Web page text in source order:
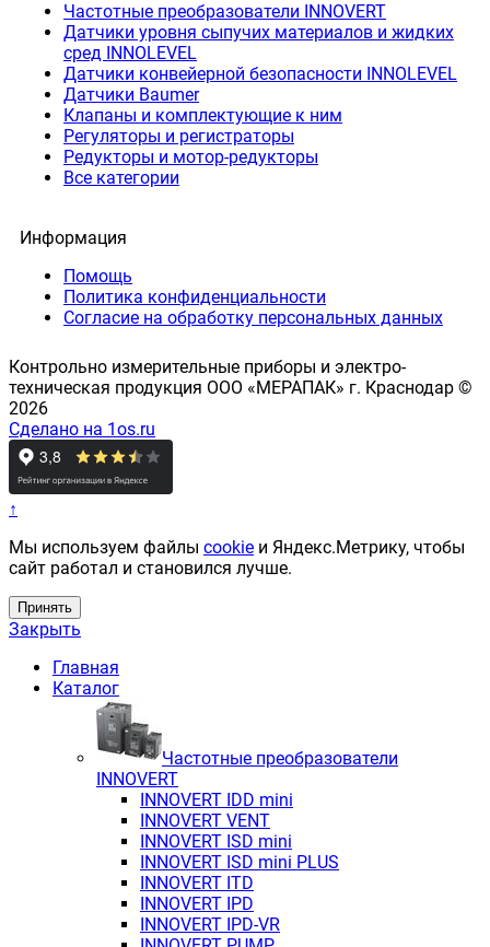
Частотные преобразователи INNOVERT
Датчики уровня сыпучих материалов и жидких
сред INNOLEVEL
Датчики конвейерной безопасности INNOLEVEL
Датчики Baumer
Клапаны и комплектующие к ним
Регуляторы и регистраторы
Редукторы и мотор-редукторы
Все категории
Информация
Помощь
Политика конфиденциальности
Согласие на обработку персональных данных
Контрольно измерительные приборы и электро-
техническая продукция ООО «МЕРАПАК» г. Краснодар ©
2026
Сделано на 1os.ru
↑
Мы используем файлы cookie и Яндекс.Метрику, чтобы
сайт работал и становился лучше.
Принять
Закрыть
Главная
Каталог
Частотные преобразователи
INNOVERT
INNOVERT IDD mini
INNOVERT VENT
INNOVERT ISD mini
INNOVERT ISD mini PLUS
INNOVERT ITD
INNOVERT IРD
INNOVERT IРD-VR